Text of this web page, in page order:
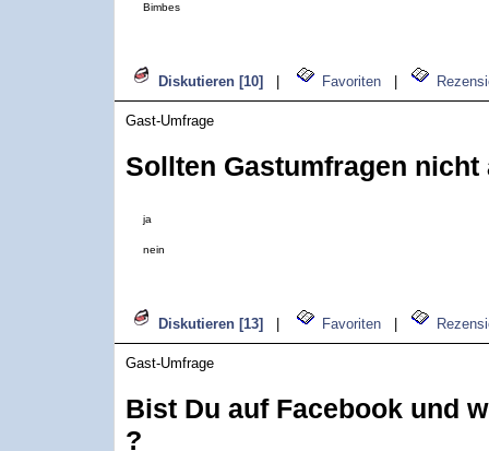
Bimbes
Diskutieren [10] Favoriten
Gast-Umfrage
Sollten Gastumfragen
ja
nein
Diskutieren [13] Favoriten
Gast-Umfrage
Bist Du auf Facebook und
?